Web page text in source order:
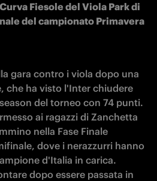
Fiesole del Viola Park di
del campionato Primavera
gara contro i viola dopo una
che ha visto l'Inter chiudere
del torneo con 74 punti.
ai ragazzi di Zanchetta
nella Fase Finale
dove i nerazzurri hanno
d'Italia in carica.
dopo essere passata in